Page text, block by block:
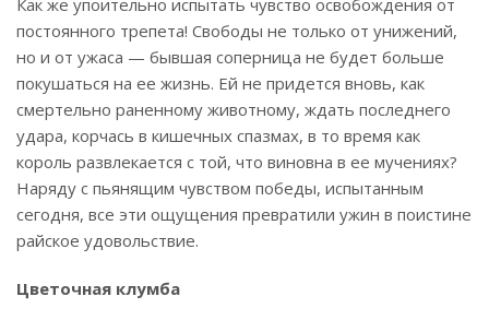
постоянного трепета! Свободы не только от унижений,
но и от ужаса — бывшая соперница не будет больше
покушаться на ее жизнь. Ей не придется вновь, как
смертельно раненному животному, ждать последнего
удара, корчась в кишечных спазмах, в то время как
король развлекается с той, что виновна в ее мучениях?
Наряду с пьянящим чувством победы, испытанным
сегодня, все эти ощущения превратили ужин в поистине
райское удовольствие.
Цветочная клумба